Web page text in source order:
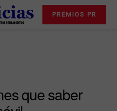
PREMIOS PR
que saber